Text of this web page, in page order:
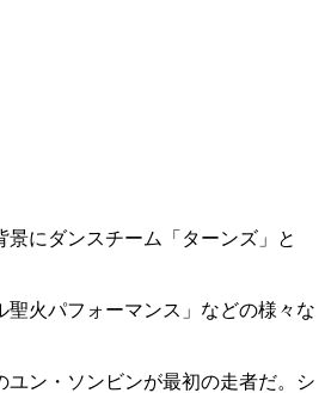
にダンスチーム「ターンズ」と
火パフォーマンス」などの様々な
ン・ソンビンが最初の走者だ。シ